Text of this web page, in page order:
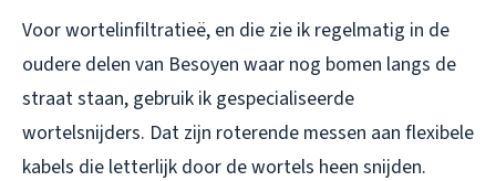
Voor wortelinfiltratieë, en die zie ik regelmatig in de
oudere delen van Besoyen waar nog bomen langs de
straat staan, gebruik ik gespecialiseerde
wortelsnijders. Dat zijn roterende messen aan flexibele
kabels die letterlijk door de wortels heen snijden.